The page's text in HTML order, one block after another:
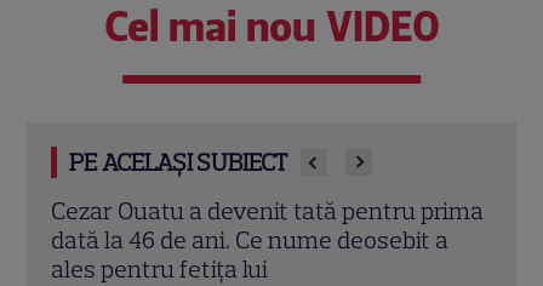
Cel mai nou VIDEO
PE ACELAȘI SUBIECT
Jennifer Garner, ieșire rară la prânz cu
fiica ei, Violet. Cum au fost surprinse
cele două